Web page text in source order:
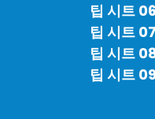
팁 시트
팁 시트
팁 시트
팁 시트